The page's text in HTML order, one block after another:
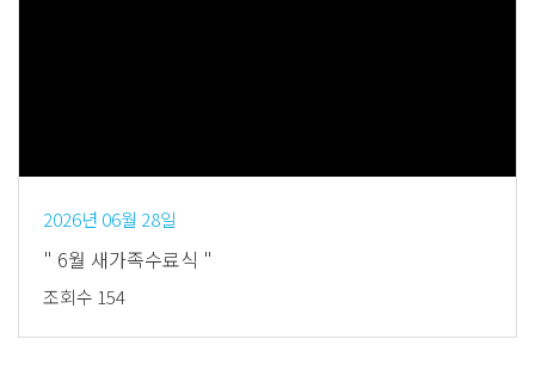
2026년 06월 28일
" 6월 새가족수료식 "
조회수 154